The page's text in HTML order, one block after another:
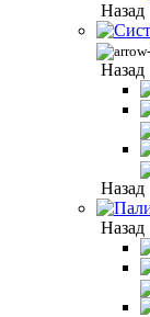
Назад
Назад
Назад
Назад